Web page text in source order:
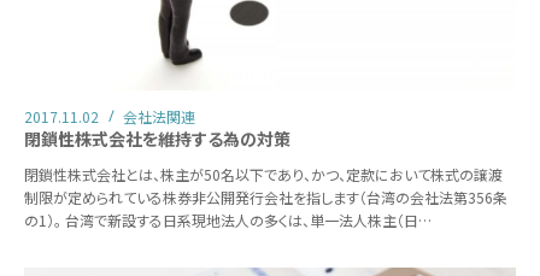
2017.11.02 会社法関連
閉鎖性株式会社を維持する為の対策
閉鎖性株式会社とは、株主が50名以下であり、かつ、定款において株式の譲渡
制限が定められている株券非公開発行会社を指します（台湾の会社法第356条
の1）。 台湾で新設する日系現地法人の多くは、単一法人株主（日…